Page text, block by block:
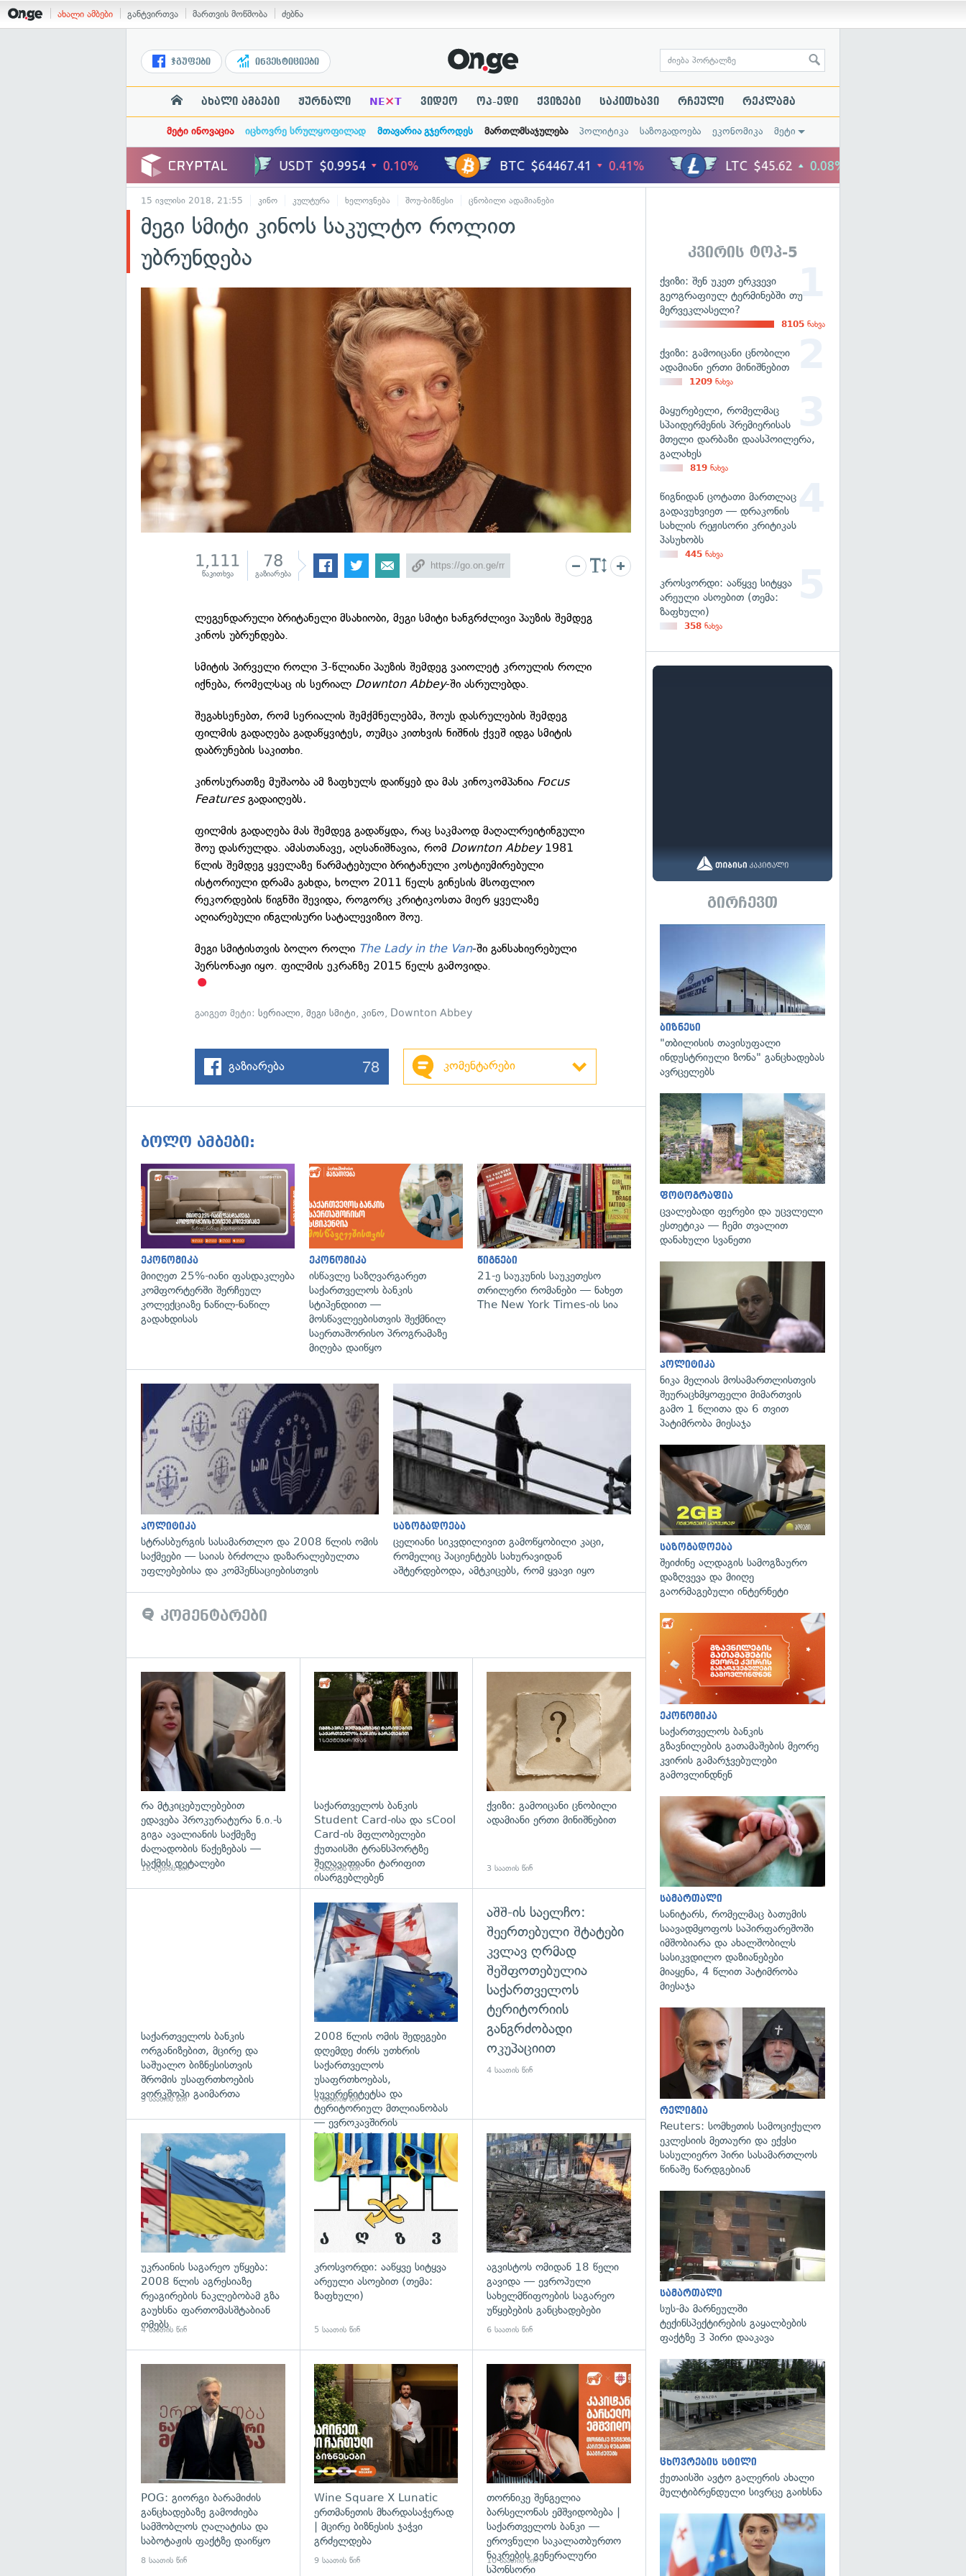
ახალი ამბები განტვირთვა მართვის მოწმობა ძებნა
ჯგუფები ინვესტიციები
ახალი ამბები ჟურნალი NE×T ვიდეო ოპ-ედი ქვიზები საკითხავი რჩეული რეკლამა
მეტი ინოვაცია იცხოვრე სრულყოფილად მთავარია გჯეროდეს მართლმსაჯულება პოლიტიკა საზოგადოება ეკონომიკა მეტი
15 ივლისი 2018, 21:55 კინო კულტურა ხელოვნება შოუ-ბიზნესი ცნობილი ადამიანები
მეგი სმიტი კინოს საკულტო როლით
უბრუნდება
1,111
წაკითხვა
78
გაზიარება
ლეგენდარული ბრიტანელი მსახიობი, მეგი სმიტი ხანგრძლივი პაუზის შემდეგ
კინოს უბრუნდება.
სმიტის პირველი როლი 3-წლიანი პაუზის შემდეგ ვაიოლეტ კროულის როლი
იქნება, რომელსაც ის სერიალ Downton Abbey-ში ასრულებდა.
შეგახსენებთ, რომ სერიალის შემქმნელებმა, შოუს დასრულების შემდეგ
ფილმის გადაღება გადაწყვიტეს, თუმცა კითხვის ნიშნის ქვეშ იდგა სმიტის
დაბრუნების საკითხი.
კინოსურათზე მუშაობა ამ ზაფხულს დაიწყებ და მას კინოკომპანია Focus
Featuresგადაიღებს.
ფილმის გადაღება მას შემდეგ გადაწყდა, რაც საკმაოდ მაღალრეიტინგული
შოუ დასრულდა. ამასთანავე, აღსანიშნავია, რომ Downton Abbey1981
წლის შემდეგ ყველაზე წარმატებული ბრიტანული კოსტიუმირებული
ისტორიული დრამა გახდა, ხოლო 2011 წელს გინესის მსოფლიო
რეკორდების წიგნში შევიდა, როგორც კრიტიკოსთა მიერ ყველაზე
აღიარებული ინგლისური სატალევიზიო შოუ.
მეგი სმიტისთვის ბოლო როლი The Lady in the Van-ში განსახიერებული
პერსონაჟი იყო. ფილმის ეკრანზე 2015 წელს გამოვიდა.
გაიგეთ მეტი:სერიალი,მეგი სმიტი,კინო, Downton Abbey
გაზიარება 78 კომენტარები
ბოლო ამბები:
ეკონომიკა
მიიღეთ 25%-იანი ფასდაკლება
კომფორტერში შერჩეულ
კოლექციაზე ნაწილ-ნაწილ
გადახდისას
ეკონომიკა
ისწავლე საზღვარგარეთ
საქართველოს ბანკის
სტიპენდიით —
მოსწავლეებისთვის შექმნილ
საერთაშორისო პროგრამაზე
მიღება დაიწყო
გადახედვა
წიგნები
21-ე საუკუნის საუკეთესო
თრილერი რომანები — ნახეთ
The New York Times-ის სია
გადახედვა
პოლიტიკა
სტრასბურგის სასამართლო და 2008 წლის ომის
საქმეები — საიას ბრძოლა დაზარალებულთა
უფლებებისა და კომპენსაციებისთვის
გადახედვა
საზოგადოება
ცელიანი სიკვდილივით გამოწყობილი კაცი,
რომელიც პაციენტებს სახურავიდან
აშტერდებოდა, ამტკიცებს, რომ ყვავი იყო
კომენტარები
გადახედვა
რა მტკიცებულებებით
ედავება პროკურატურა ნ.ი.-ს
გიგა ავალიანის საქმეზე
ძალადობის წაქეზებას —
საქმის დეტალები
16 წუთის წინ
საქართველოს ბანკის
Student Card-ისა და sCool
Card-ის მფლობელები
ქუთაისში ტრანსპორტზე
შეღავათიანი ტარიფით
ისარგებლებენ
2 საათის წინ
ქვიზი: გამოიცანი ცნობილი
ადამიანი ერთი მინიშნებით
3 საათის წინ
საქართველოს ბანკის
ორგანიზებით, მცირე და
საშუალო ბიზნესისთვის
შრომის უსაფრთხოების
ვორკშოპი გაიმართა
3 საათის წინ
გადახედვა
2008 წლის ომის შედეგები
დღემდე ძირს უთხრის
საქართველოს
უსაფრთხოებას,
სუვერენიტეტსა და
ტერიტორიულ მთლიანობას
— ევროკავშირის
პრესპიკერის განცხადება
4 საათის წინ
აშშ-ის საელჩო:
შეერთებული შტატები
კვლავ ღრმად
შეშფოთებულია
საქართველოს
ტერიტორიის
განგრძობადი
ოკუპაციით
4 საათის წინ
გადახედვა
უკრაინის საგარეო უწყება:
2008 წლის აგრესიაზე
რეაგირების ნაკლებობამ გზა
გაუხსნა ფართომასშტაბიან
ომებს
4 საათის წინ
გადახედვა
კროსვორდი: ააწყვე სიტყვა
არეული ასოებით (თემა:
ზაფხული)
5 საათის წინ
გადახედვა
აგვისტოს ომიდან 18 წელი
გავიდა — ევროპული
სახელმწიფოების საგარეო
უწყებების განცხადებები
6 საათის წინ
გადახედვა
POG: გიორგი ბარამიძის
განცხადებაზე გამოძიება
სამშობლოს ღალატისა და
საბოტაჟის ფაქტზე დაიწყო
8 საათის წინ
Wine Square X Lunatic
ერთმანეთის მხარდასაჭერად
| მცირე ბიზნესის ჯაჭვი
გრძელდება
9 საათის წინ
თორნიკე შენგელია
ბარსელონას ემშვიდობება |
საქართველოს ბანკი —
ეროვნული საკალათბურთო
ნაკრების გენერალური
სპონსორი
10 საათის წინ
კვირის ტოპ-5
ქვიზი: შენ უკეთ ერკვევი
გეოგრაფიულ ტერმინებში თუ
მერვეკლასელი?
8105 ნახვა
ქვიზი: გამოიცანი ცნობილი
ადამიანი ერთი მინიშნებით
1209 ნახვა
მაყურებელი, რომელმაც
სპაიდერმენის პრემიერისას
მთელი დარბაზი დაასპოილერა,
გალახეს
819 ნახვა
წიგნიდან ცოტათი მართლაც
გადავუხვიეთ — დრაკონის
სახლის რეჟისორი კრიტიკას
პასუხობს
445 ნახვა
კროსვორდი: ააწყვე სიტყვა
არეული ასოებით (თემა:
ზაფხული)
358 ნახვა
გირჩევთ
ბიზნესი
"თბილისის თავისუფალი
ინდუსტრიული ზონა" განცხადებას
ავრცელებს
ფოტოგრაფია
ცვალებადი ფერები და უცვლელი
ესთეტიკა — ჩემი თვალით
დანახული სვანეთი
პოლიტიკა
ნიკა მელიას მოსამართლისთვის
შეურაცხმყოფელი მიმართვის
გამო 1 წლითა და 6 თვით
პატიმრობა მიესაჯა
საზოგადოება
შეიძინე ალდაგის სამოგზაურო
დაზღვევა და მიიღე
გაორმაგებული ინტერნეტი
ეკონომიკა
საქართველოს ბანკის
გზავნილების გათამაშების მეორე
კვირის გამარჯვებულები
გამოვლინდნენ
სამართალი
სანიტარს, რომელმაც ბათუმის
საავადმყოფოს საპირფარეშოში
იმშობიარა და ახალშობილს
სასიკვდილო დაზიანებები
მიაყენა, 4 წლით პატიმრობა
მიესაჯა
რელიგია
Reuters: სომხეთის სამოციქულო
ეკლესიის მეთაური და ექვსი
სასულიერო პირი სასამართლოს
წინაშე წარდგებიან
სამართალი
სუს-მა მარნეულში
ტექინსპექტირების გაყალბების
ფაქტზე 3 პირი დააკავა
ცხოვრების სტილი
ქუთაისში ავტო გალერის ახალი
მულტიბრენდული სივრცე გაიხსნა